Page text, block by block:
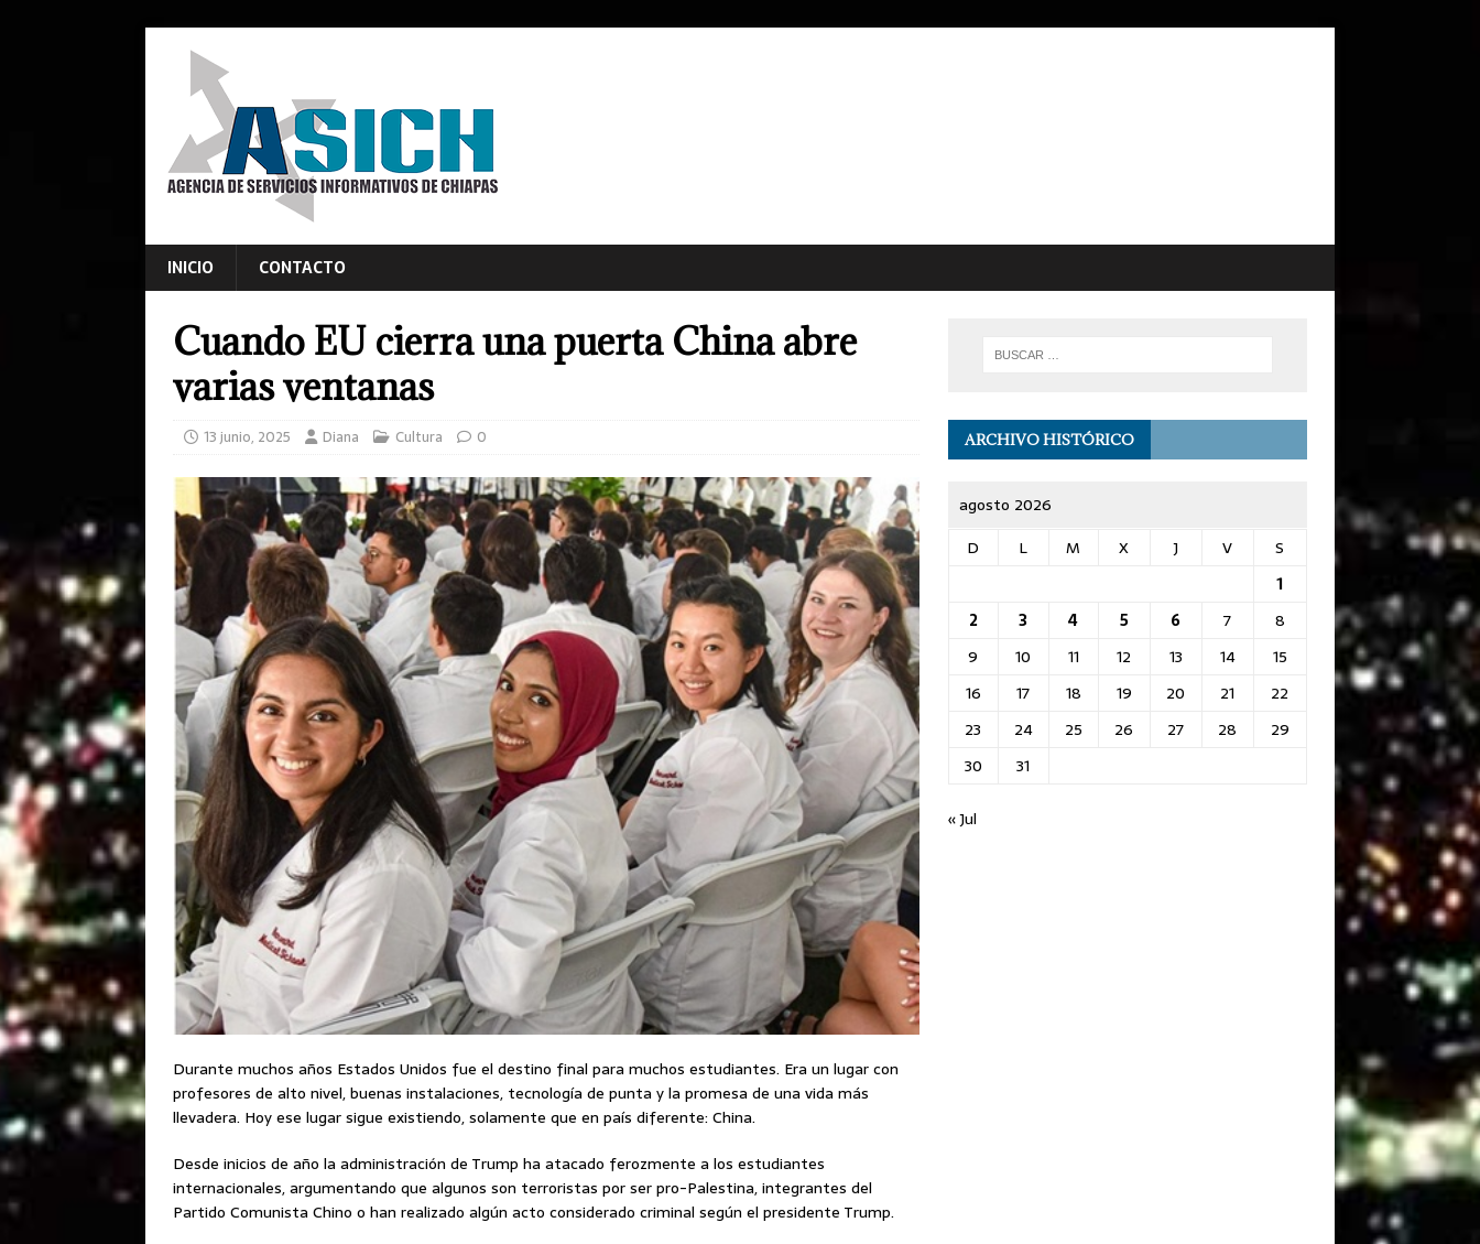
INICIO CONTACTO
Cuando EU cierra una puerta China abre
varias ventanas
13 junio, 2025 Diana Cultura 0
Durante muchos años Estados Unidos fue el destino final para muchos estudiantes. Era un lugar con
profesores de alto nivel, buenas instalaciones, tecnología de punta y la promesa de una vida más
llevadera. Hoy ese lugar sigue existiendo, solamente que en país diferente: China.
Desde inicios de año la administración de Trump ha atacado ferozmente a los estudiantes
internacionales, argumentando que algunos son terroristas por ser pro-Palestina, integrantes del
Partido Comunista Chino o han realizado algún acto considerado criminal según el presidente Trump.
ARCHIVO HISTÓRICO
agosto 2026
D
L M X J V
S
1
2
3 4 5 6 7
8
9
10 11 12 13 14
15
16
17 18 19 20 21
22
23
24 25 26 27 28
29
30
31
« Jul